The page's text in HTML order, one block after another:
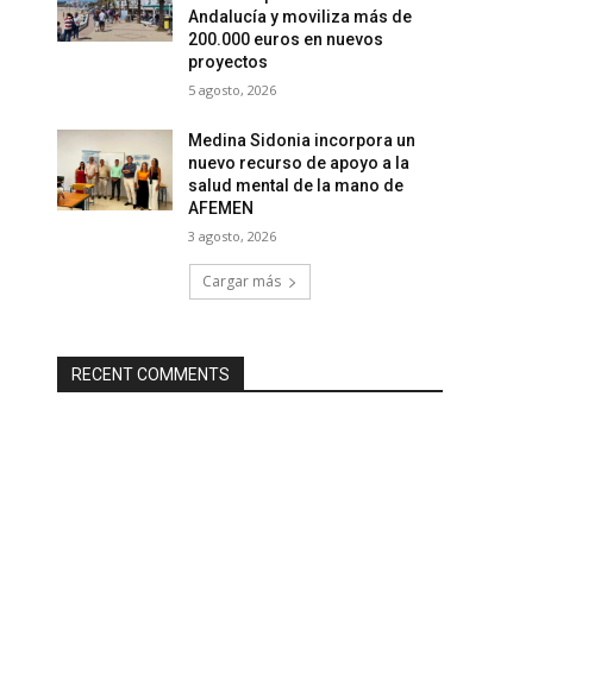
Andalucía y moviliza más de
200.000 euros en nuevos
proyectos
5 agosto, 2026
Medina Sidonia incorpora un
nuevo recurso de apoyo a la
salud mental de la mano de
AFEMEN
3 agosto, 2026
Cargar más
RECENT COMMENTS